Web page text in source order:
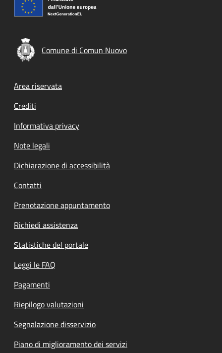
Comune di Comun Nuovo
Footer menu
Area riservata
Crediti
Informativa privacy
Note legali
Dichiarazione di accessibilità
Contatti
Prenotazione appuntamento
Richiedi assistenza
Statistiche del portale
Leggi le FAQ
Pagamenti
Riepilogo valutazioni
Segnalazione disservizio
Piano di miglioramento dei servizi